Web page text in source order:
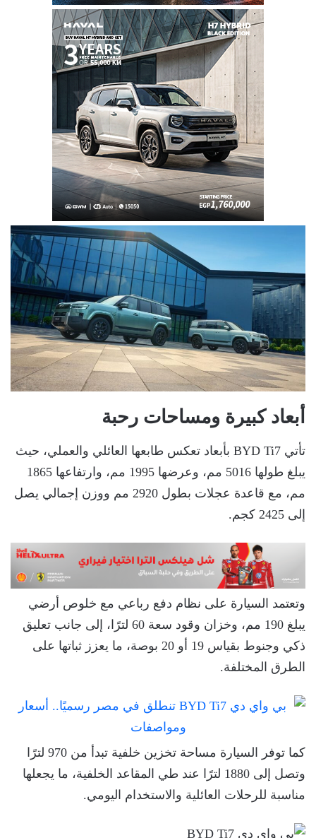
أبعاد كبيرة ومساحات رحبة
تأتي BYD Ti7 بأبعاد تعكس طابعها العائلي والعملي، حيث
يبلغ طولها 5016 مم، وعرضها 1995 مم، وارتفاعها 1865
مم، مع قاعدة عجلات بطول 2920 مم ووزن إجمالي يصل
إلى 2425 كجم.
وتعتمد السيارة على نظام دفع رباعي مع خلوص أرضي
يبلغ 190 مم، وخزان وقود سعة 60 لترًا، إلى جانب تعليق
ذكي وجنوط بقياس 19 أو 20 بوصة، ما يعزز ثباتها على
الطرق المختلفة.
كما توفر السيارة مساحة تخزين خلفية تبدأ من 970 لترًا
وتصل إلى 1880 لترًا عند طي المقاعد الخلفية، ما يجعلها
مناسبة للرحلات العائلية والاستخدام اليومي.